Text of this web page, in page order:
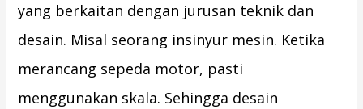
yang berkaitan dengan jurusan teknik dan
desain. Misal seorang insinyur mesin. Ketika
merancang sepeda motor, pasti
menggunakan skala. Sehingga desain